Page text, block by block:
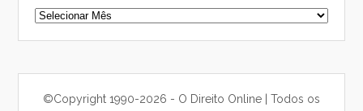
Ficheiros
©Copyright 1990-2026 - O Direito Online | Todos os